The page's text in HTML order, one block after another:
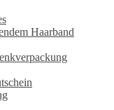
Haarband